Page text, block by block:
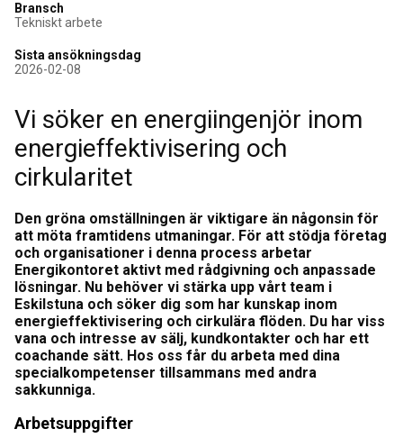
Bransch
Tekniskt arbete
Sista ansökningsdag
2026-02-08
Vi söker en energiingenjör inom
energieffektivisering och
cirkularitet
Den gröna omställningen är viktigare än någonsin för
att möta framtidens utmaningar. För att stödja företag
och organisationer i denna process arbetar
Energikontoret aktivt med rådgivning och anpassade
lösningar. Nu behöver vi stärka upp vårt team i
Eskilstuna och söker dig som har kunskap inom
energieffektivisering och cirkulära flöden. Du har viss
vana och intresse av sälj, kundkontakter och har ett
coachande sätt. Hos oss får du arbeta med dina
specialkompetenser tillsammans med andra
sakkunniga.
Arbetsuppgifter